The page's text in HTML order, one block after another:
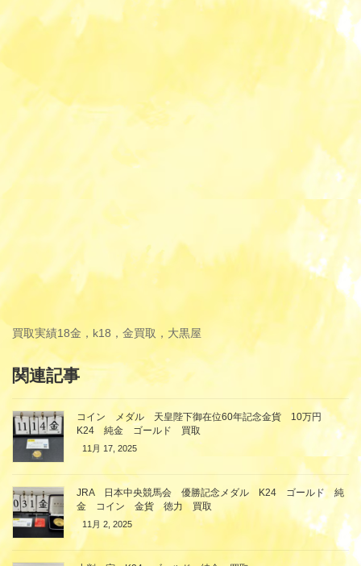
買取実績18金，k18，金買取，大黒屋
関連記事
コイン メダル 天皇陛下御在位60年記念金貨 10万円
K24 純金 ゴールド 買取
11月 17, 2025
JRA 日本中央競馬会 優勝記念メダル K24 ゴールド 純
金 コイン 金貨 徳力 買取
11月 2, 2025